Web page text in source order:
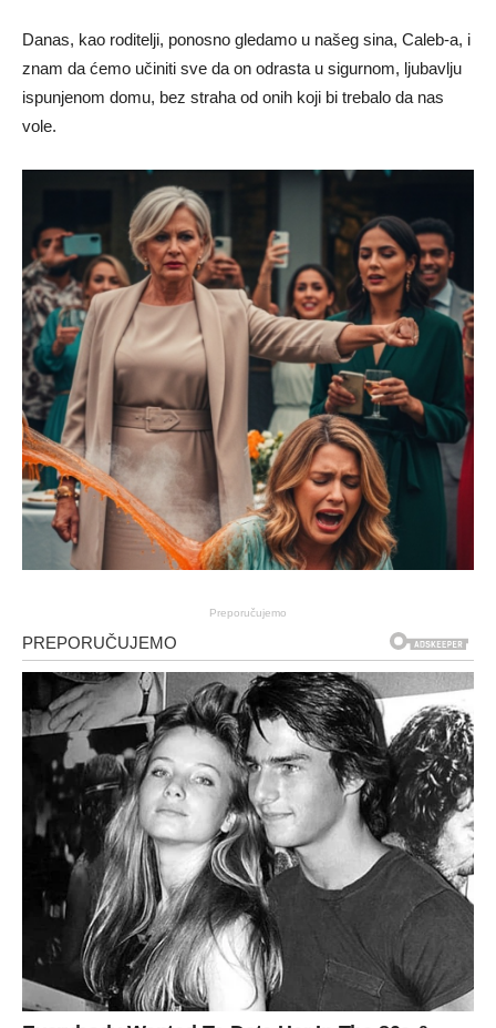
Danas, kao roditelji, ponosno gledamo u našeg sina, Caleb-a, i
znam da ćemo učiniti sve da on odrasta u sigurnom, ljubavlju
ispunjenom domu, bez straha od onih koji bi trebalo da nas
vole.
Preporučujemo